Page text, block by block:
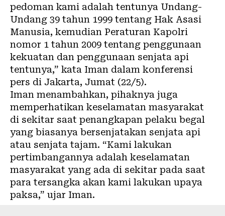
pedoman kami adalah tentunya Undang-
Undang 39 tahun 1999 tentang Hak Asasi
Manusia, kemudian Peraturan Kapolri
nomor 1 tahun 2009 tentang penggunaan
kekuatan dan penggunaan senjata api
tentunya,” kata Iman dalam konferensi
pers di Jakarta, Jumat (22/5).
Iman menambahkan, pihaknya juga
memperhatikan keselamatan masyarakat
di sekitar saat penangkapan pelaku begal
yang biasanya bersenjatakan senjata api
atau senjata tajam. “Kami lakukan
pertimbangannya adalah keselamatan
masyarakat yang ada di sekitar pada saat
para tersangka akan kami lakukan upaya
paksa,” ujar Iman.